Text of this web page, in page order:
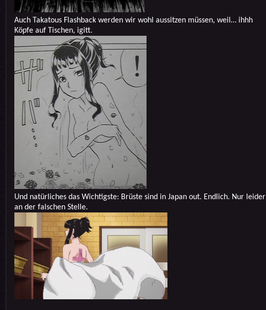
Auch Takatous Flashback werden wir wohl aussitzen müssen, weil… ihhh
Köpfe auf Tischen, igitt.
Und natürliches das Wichtigste: Brüste sind in Japan out. Endlich. Nur leider
an der falschen Stelle.